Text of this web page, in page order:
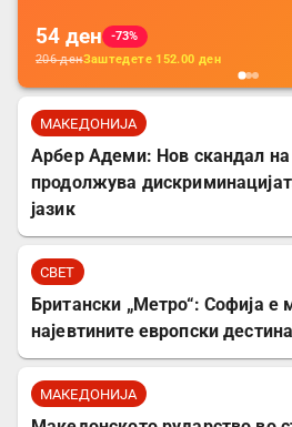
54 ден
-73%
206денЗаштедете 152.00 ден
МАКЕДОНИЈА
Арбер Адеми: Нов скандал
продолжува
јазик
СВЕТ
Британски „Метро“: Софија е
најевтините европски
МАКЕДОНИЈА